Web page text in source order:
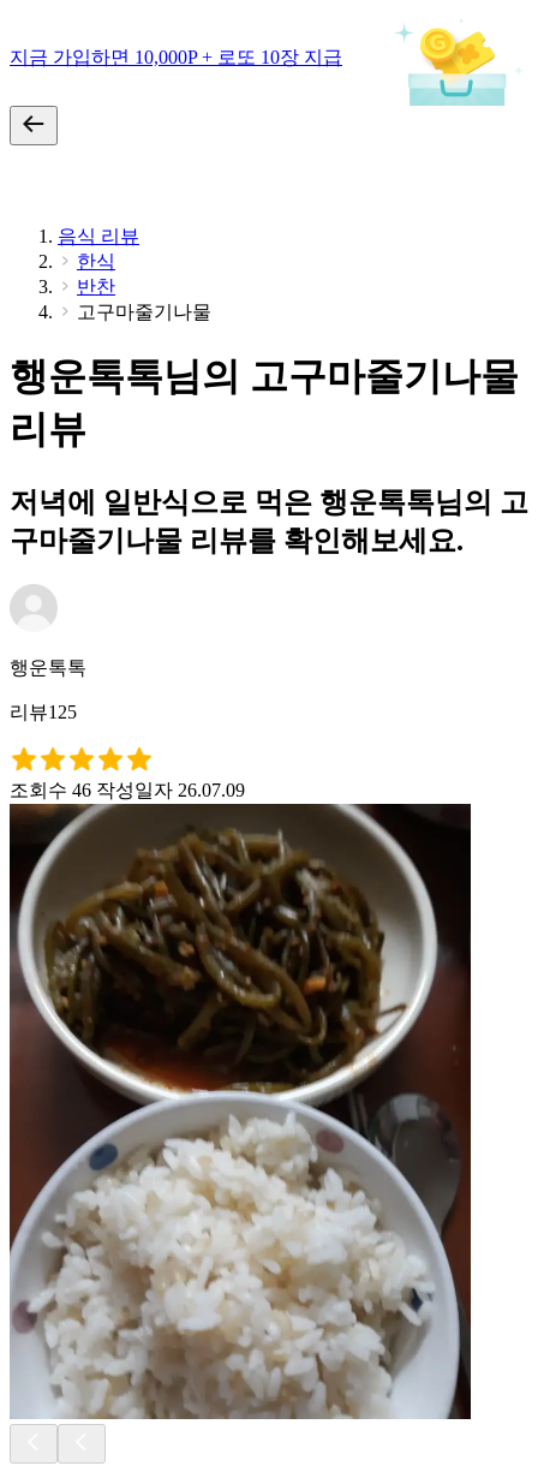
지금 가입하면 10,000P + 로또 10장 지급
음식 리뷰
한식
반찬
고구마줄기나물
행운톡톡님의 고구마줄기나물
리뷰
저녁에 일반식으로 먹은 행운톡톡님의 고
구마줄기나물 리뷰를 확인해보세요.
행운톡톡
리뷰125
조회수 46 작성일자 26.07.09